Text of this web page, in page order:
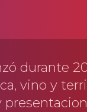
durante
vino y